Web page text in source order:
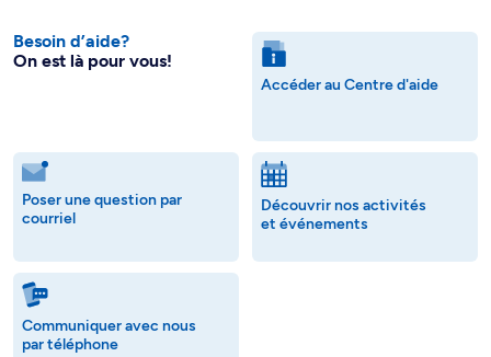
Besoin d’aide?
On est là pour vous!
Accéder au Centre d'aide
Poser une question par
courriel
Découvrir nos activités
et événements
Communiquer avec nous
par téléphone